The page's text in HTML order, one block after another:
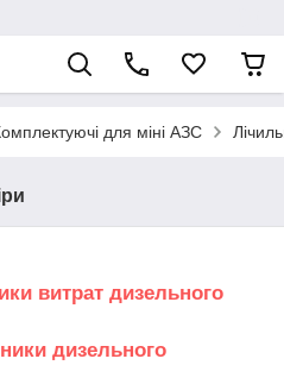
для міні АЗС
витрат дизельного
дизельного